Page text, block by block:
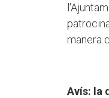
manera
Avís: la